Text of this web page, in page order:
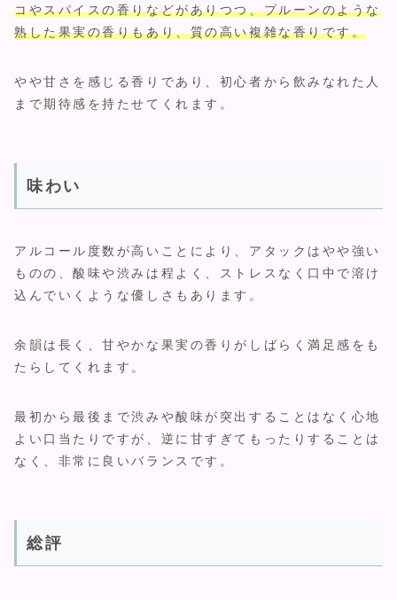
コやスパイスの香りなどがありつつ、プルーンのような
熟した果実の香りもあり、質の高い複雑な香りです。
やや甘さを感じる香りであり、初心者から飲みなれた人
まで期待感を持たせてくれます。
味わい
アルコール度数が高いことにより、アタックはやや強い
ものの、酸味や渋みは程よく、ストレスなく口中で溶け
込んでいくような優しさもあります。
余韻は長く、甘やかな果実の香りがしばらく満足感をも
たらしてくれます。
最初から最後まで渋みや酸味が突出することはなく心地
よい口当たりですが、逆に甘すぎてもったりすることは
なく、非常に良いバランスです。
総評